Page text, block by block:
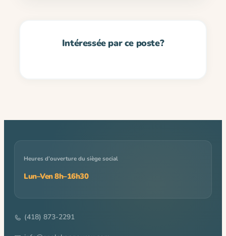
Heures d’ouverture du siège social
Lun–Ven 8h–16h30
(418) 873-2291